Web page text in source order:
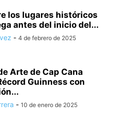
los lugares históricos
antes del inicio del...
- 4 de febrero de 2025
Arte de Cap Cana
Guinness con
- 10 de enero de 2025